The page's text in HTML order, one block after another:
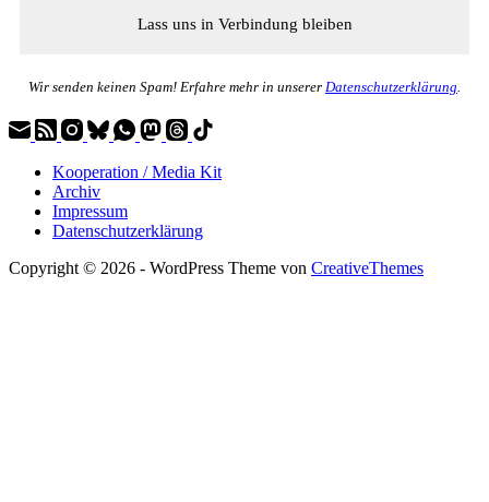
Wir senden keinen Spam! Erfahre mehr in unserer Datenschutzerklärung.
Kooperation / Media Kit
Archiv
Impressum
Datenschutzerklärung
Copyright © 2026 - WordPress Theme von CreativeThemes